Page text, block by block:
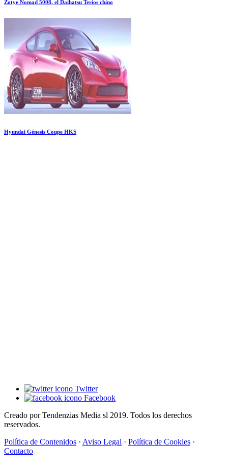
Zotye Nomad 5008, el Daihatsu Terios chino
Hyundai Génesis Coupe HKS
Twitter
Facebook
Creado por Tendenzias Media sl 2019. Todos los derechos
reservados.
Política de Contenidos · Aviso Legal · Política de Cookies ·
Contacto